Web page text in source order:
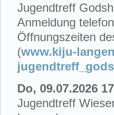
Jugendtreff
Anmeldung
Öffnungszeiten
(www.kiju-
Do, 09.07.2026
Jugendtreff